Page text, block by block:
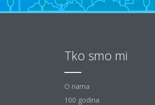
Tko smo mi
O nama
100 godina